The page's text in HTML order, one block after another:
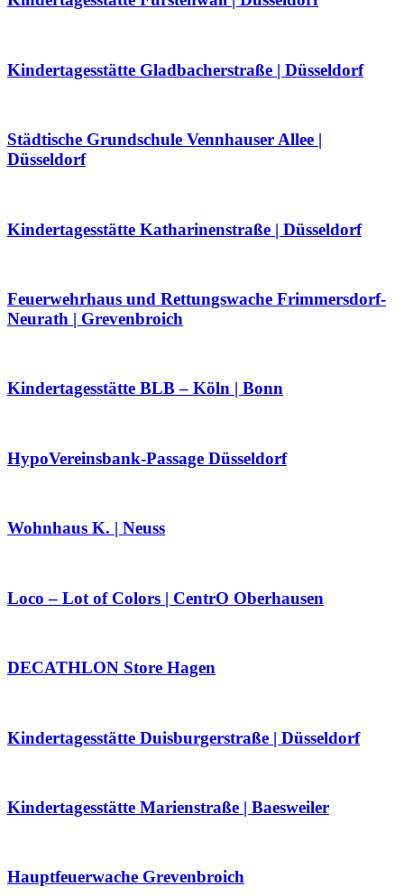
Kindertagesstätte Gladbacherstraße | Düsseldorf
Städtische Grundschule Vennhauser Allee |
Düsseldorf
Kindertagesstätte Katharinenstraße | Düsseldorf
Feuerwehrhaus und Rettungswache Frimmersdorf-
Neurath | Grevenbroich
Kindertagesstätte BLB – Köln | Bonn
HypoVereinsbank-Passage Düsseldorf
Wohnhaus K. | Neuss
Loco – Lot of Colors | CentrO Oberhausen
DECATHLON Store Hagen
Kindertagesstätte Duisburgerstraße | Düsseldorf
Kindertagesstätte Marienstraße | Baesweiler
Hauptfeuerwache Grevenbroich